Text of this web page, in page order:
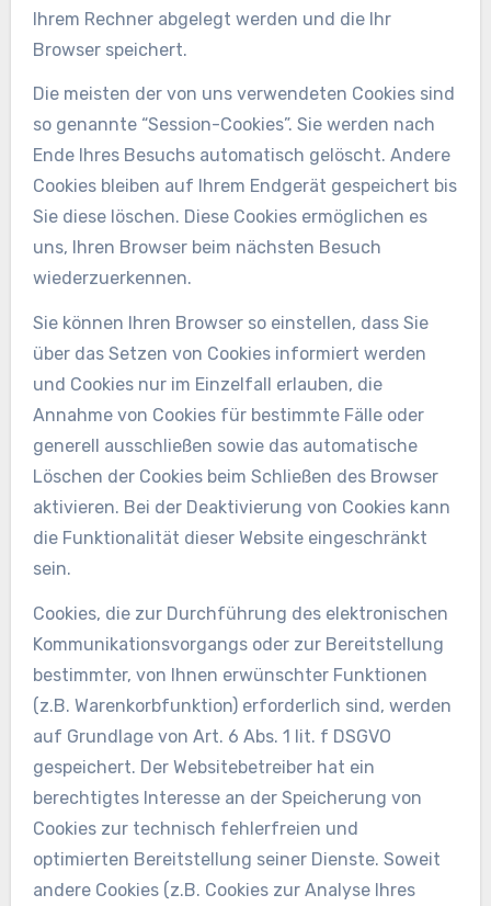
Ihrem Rechner abgelegt werden und die Ihr
Browser speichert.
Die meisten der von uns verwendeten Cookies sind
so genannte “Session-Cookies”. Sie werden nach
Ende Ihres Besuchs automatisch gelöscht. Andere
Cookies bleiben auf Ihrem Endgerät gespeichert bis
Sie diese löschen. Diese Cookies ermöglichen es
uns, Ihren Browser beim nächsten Besuch
wiederzuerkennen.
Sie können Ihren Browser so einstellen, dass Sie
über das Setzen von Cookies informiert werden
und Cookies nur im Einzelfall erlauben, die
Annahme von Cookies für bestimmte Fälle oder
generell ausschließen sowie das automatische
Löschen der Cookies beim Schließen des Browser
aktivieren. Bei der Deaktivierung von Cookies kann
die Funktionalität dieser Website eingeschränkt
sein.
Cookies, die zur Durchführung des elektronischen
Kommunikationsvorgangs oder zur Bereitstellung
bestimmter, von Ihnen erwünschter Funktionen
(z.B. Warenkorbfunktion) erforderlich sind, werden
auf Grundlage von Art. 6 Abs. 1 lit. f DSGVO
gespeichert. Der Websitebetreiber hat ein
berechtigtes Interesse an der Speicherung von
Cookies zur technisch fehlerfreien und
optimierten Bereitstellung seiner Dienste. Soweit
andere Cookies (z.B. Cookies zur Analyse Ihres